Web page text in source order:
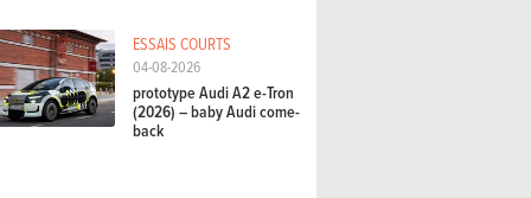
ESSAIS COURTS
04-08-2026
prototype Audi A2 e-Tron
(2026) – baby Audi come-
back